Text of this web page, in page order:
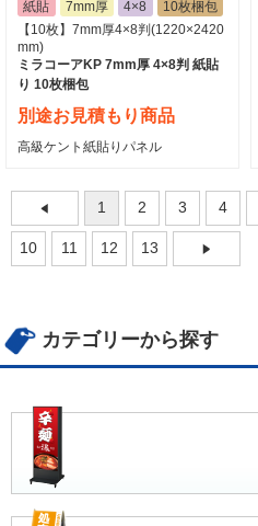
紙貼
7mm厚 4×8
10枚梱包
【10枚】7mm厚4×8判(1220×2420
mm)
ミラコーアKP 7mm厚 4×8判 紙貼
り 10枚梱包
別途お見積もり商品
高級ケント紙貼りパネル
1 2 3 4
10 11 12 13
カテゴリーから探す